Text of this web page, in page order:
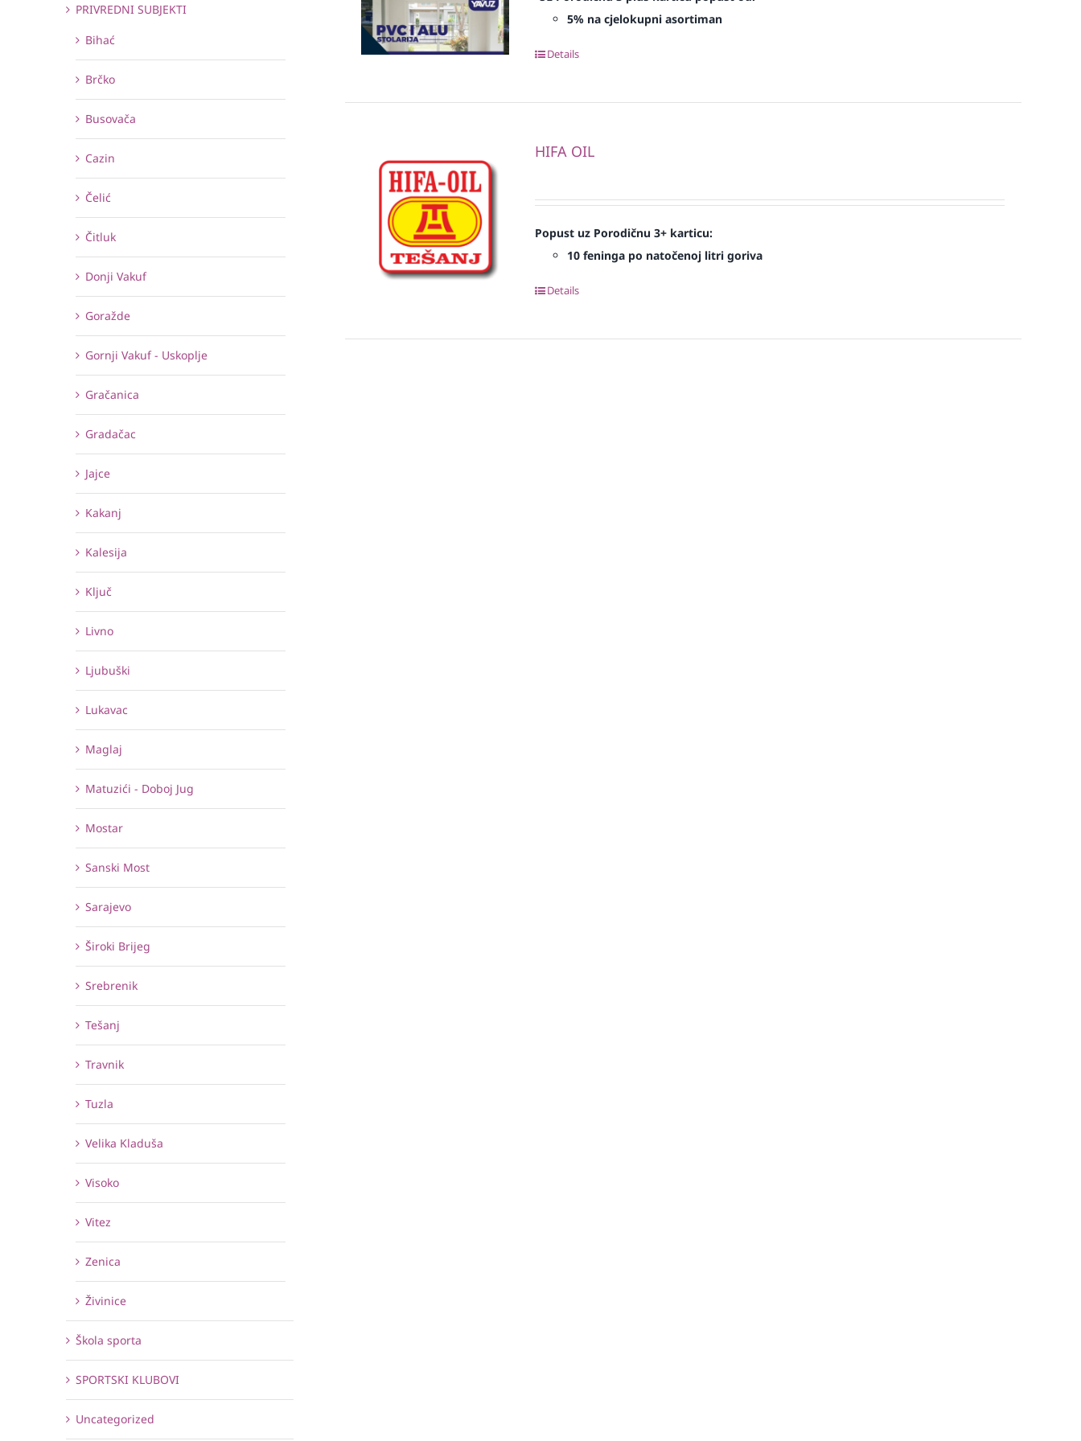
5% na cjelokupni asortiman
Details
HIFA OIL
Popust uz Porodičnu 3+ karticu:
10 feninga po natočenoj litri goriva
Details
PRIVREDNI SUBJEKTI
Bihać
Brčko
Busovača
Cazin
Čelić
Čitluk
Donji Vakuf
Goražde
Gornji Vakuf - Uskoplje
Gračanica
Gradačac
Jajce
Kakanj
Kalesija
Ključ
Livno
Ljubuški
Lukavac
Maglaj
Matuzići - Doboj Jug
Mostar
Sanski Most
Sarajevo
Široki Brijeg
Srebrenik
Tešanj
Travnik
Tuzla
Velika Kladuša
Visoko
Vitez
Zenica
Živinice
Škola sporta
SPORTSKI KLUBOVI
Uncategorized